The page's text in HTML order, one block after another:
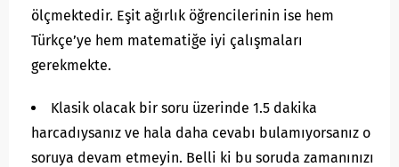
ölçmektedir. Eşit ağırlık öğrencilerinin ise hem
Türkçe’ye hem matematiğe iyi çalışmaları
gerekmekte.
Klasik olacak bir soru üzerinde 1.5 dakika
harcadıysanız ve hala daha cevabı bulamıyorsanız o
soruya devam etmeyin. Belli ki bu soruda zamanınızı